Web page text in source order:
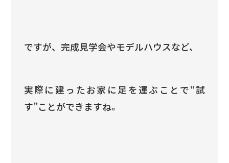
ですが、完成見学会やモデルハウスなど、
実際に建ったお家に足を運ぶことで“試
す”ことができますね。